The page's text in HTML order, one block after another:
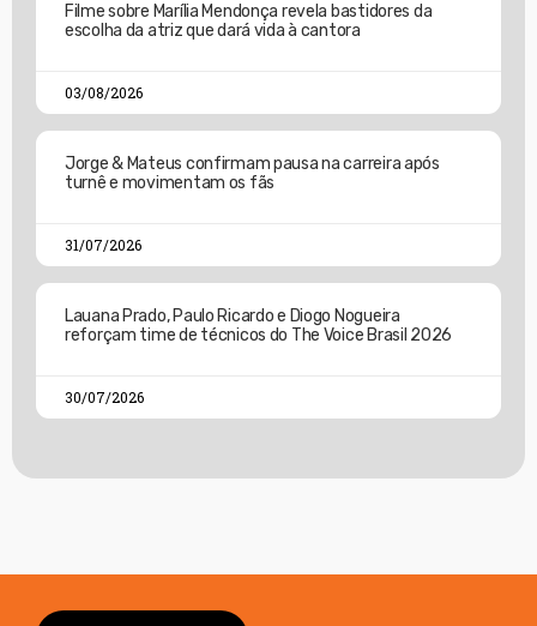
Filme sobre Marília Mendonça revela bastidores da
escolha da atriz que dará vida à cantora
03/08/2026
Jorge & Mateus confirmam pausa na carreira após
turnê e movimentam os fãs
31/07/2026
Lauana Prado, Paulo Ricardo e Diogo Nogueira
reforçam time de técnicos do The Voice Brasil 2026
30/07/2026